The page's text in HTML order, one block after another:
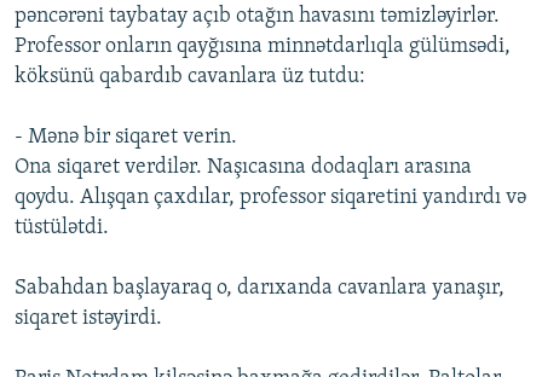
pəncərəni taybatay açıb otağın havasını təmizləyirlər.
Professor onların qayğısına minnətdarlıqla gülümsədi,
köksünü qabardıb cavanlara üz tutdu:
- Mənə bir siqaret verin.
Ona siqaret verdilər. Naşıcasına dodaqları arasına
qoydu. Alışqan çaxdılar, professor siqaretini yandırdı və
tüstülətdi.
Sabahdan başlayaraq o, darıxanda cavanlara yanaşır,
siqaret istəyirdi.